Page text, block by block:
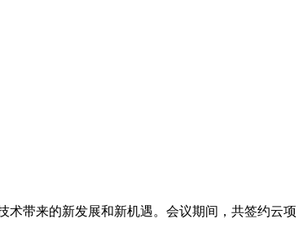
术带来的新发展和新机遇。会议期间，共签约云项